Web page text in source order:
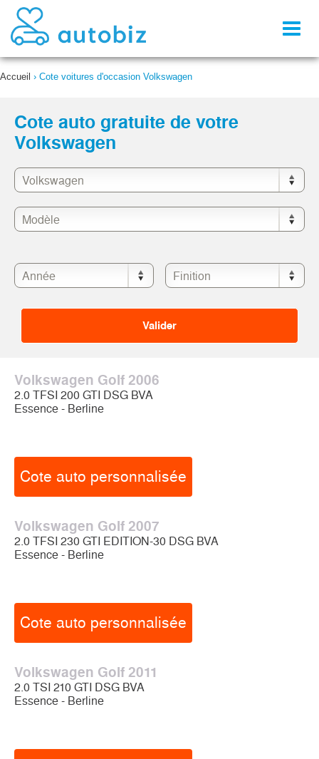
Accueil › Cote voitures d'occasion Volkswagen
Cote auto gratuite de votre
Volkswagen
Volkswagen Golf 2006
2.0 TFSI 200 GTI DSG BVA
Essence - Berline
Cote auto personnalisée
Volkswagen Golf 2007
2.0 TFSI 230 GTI EDITION-30 DSG BVA
Essence - Berline
Cote auto personnalisée
Volkswagen Golf 2011
2.0 TSI 210 GTI DSG BVA
Essence - Berline